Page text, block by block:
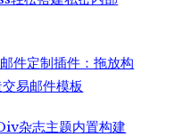
定制插件：拖放构
易邮件模板
杂志主题内置构建